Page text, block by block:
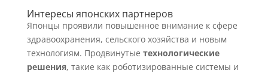
Интересы японских партнеров
Японцы проявили повышенное внимание к сфере
здравоохранения, сельского хозяйства и новым
технологиям. Продвинутые технологические
решения, такие как роботизированные системы и